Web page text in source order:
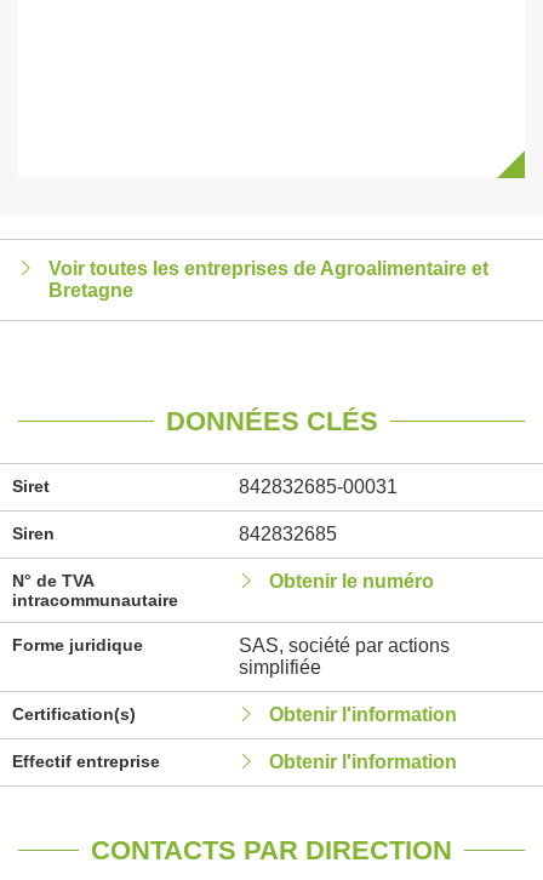
Voir toutes les entreprises de Agroalimentaire et
Bretagne
DONNÉES CLÉS
Siret 842832685-00031
Siren 842832685
N° de TVA
intracommunautaire
Obtenir le numéro
Forme juridique
SAS, société par actions
simplifiée
Certification(s) Obtenir l'information
Effectif entreprise Obtenir l'information
CONTACTS PAR DIRECTION